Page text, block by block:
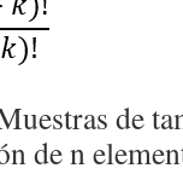
de
de n